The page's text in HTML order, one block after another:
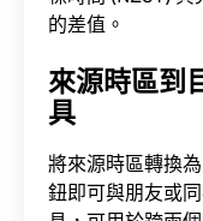
的差值。
來源時區到
具
將來源時區轉換
鈕即可與朋友或